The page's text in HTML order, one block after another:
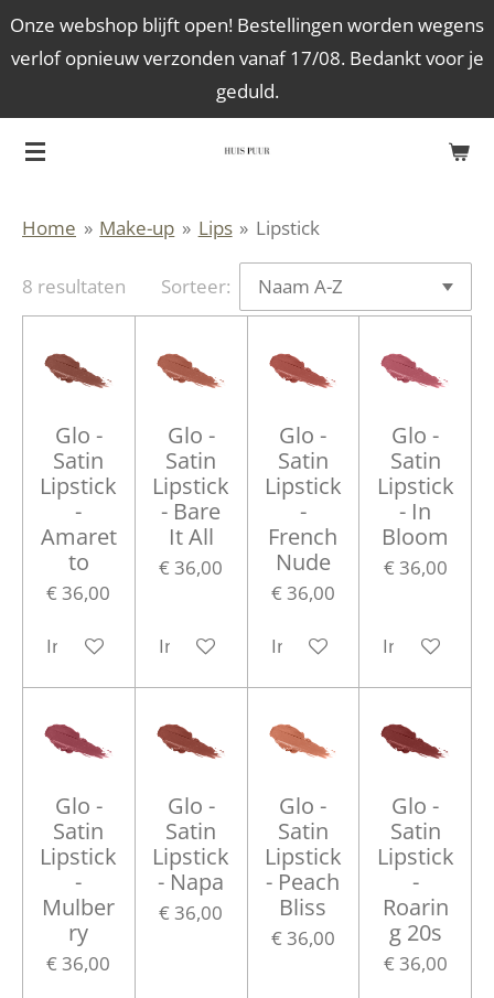
Ga
direct
de
hoofdinhoud
Onze webshop blijft open! Bestellingen worden wegens
verlof opnieuw verzonden vanaf 17/08. Bedankt voor je
geduld.
Home » Make-up » Lips » Lipstick
8 resultaten Sorteer:
Glo -
Satin
Lipstick
-
Amaret
to
€ 36,00
In winkelwagen
Glo -
Satin
Lipstick
- Bare
It All
€ 36,00
In winkelwagen
Glo -
Satin
Lipstick
-
French
Nude
€ 36,00
In winkelwagen
Glo -
Satin
Lipstick
- In
Bloom
€ 36,00
In
Glo -
Satin
Lipstick
-
Mulber
ry
€ 36,00
Glo -
Satin
Lipstick
- Napa
€ 36,00
Glo -
Satin
Lipstick
- Peach
Bliss
€ 36,00
Glo -
Satin
Lipstick
-
Roarin
g 20s
€ 36,00